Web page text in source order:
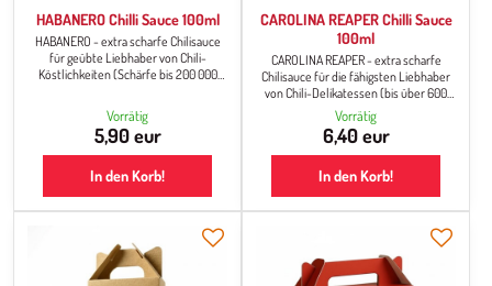
HABANERO Chilli Sauce 100ml
HABANERO - extra scharfe Chilisauce
für geübte Liebhaber von Chili-
Köstlichkeiten (Schärfe bis 200 000
Vorrätig
5,90 eur
In den Korb!
CAROLINA REAPER Chilli Sauce
100ml
CAROLINA REAPER - extra scharfe
Chilisauce für die fähigsten Liebhaber
von Chili-Delikatessen (bis über 600
000 SHU). Sehr scharfe soße.
Vorrätig
6,40 eur
In den Korb!